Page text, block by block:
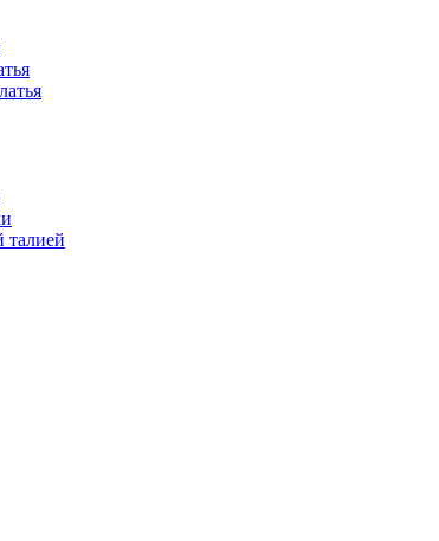
талией